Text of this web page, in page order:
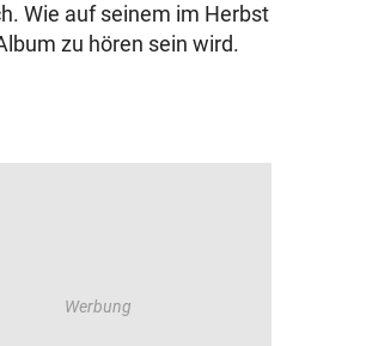
Wie auf seinem im Herbst
zu hören sein wird.